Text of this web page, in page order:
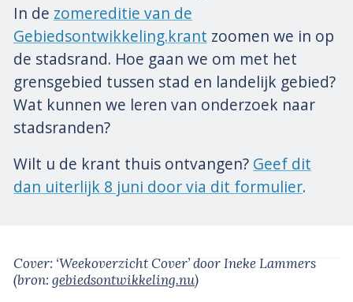
In de zomereditie van de
Gebiedsontwikkeling.krant zoomen we in op
de stadsrand. Hoe gaan we om met het
grensgebied tussen stad en landelijk gebied?
Wat kunnen we leren van onderzoek naar
stadsranden?
Wilt u de krant thuis ontvangen? Geef dit
dan uiterlijk 8 juni door via dit formulier.
Cover: ‘Weekoverzicht Cover’door Ineke Lammers
(bron: gebiedsontwikkeling.nu)